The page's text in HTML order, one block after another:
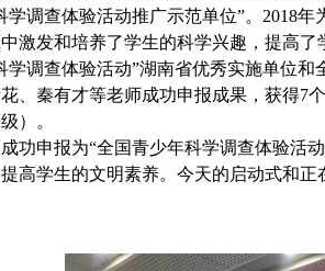
学调查体验活动推广示范单位”。2018
激发和培养了学生的科学兴趣，提高
学调查体验活动”湖南省优秀实施单位
、秦有才等老师成功申报成果，获得7
）。
功申报为“全国青少年科学调查体验活
高学生的文明素养。今天的启动式和